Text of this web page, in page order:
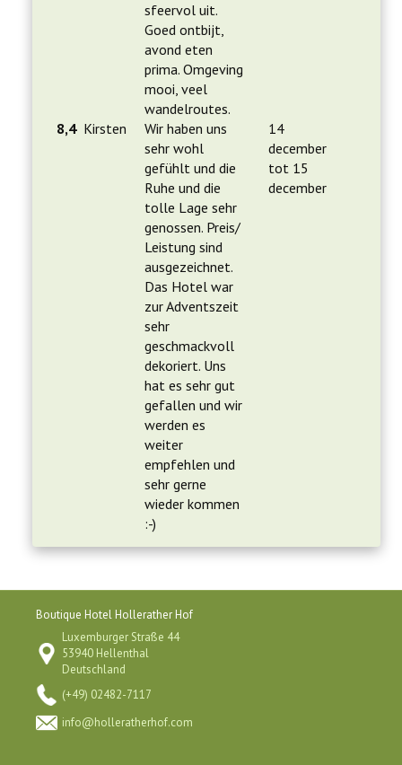
sfeervol uit.
Goed ontbijt,
avond eten
prima. Omgeving
mooi, veel
wandelroutes.
8,4 Kirsten
Wir haben uns
sehr wohl
gefühlt und die
Ruhe und die
tolle Lage sehr
genossen. Preis/
Leistung sind
ausgezeichnet.
Das Hotel war
zur Adventszeit
sehr
geschmackvoll
dekoriert. Uns
hat es sehr gut
gefallen und wir
werden es
weiter
empfehlen und
sehr gerne
wieder kommen
:-)
14
december
tot 15
december
Boutique Hotel Hollerather Hof
Luxemburger Straße 44
53940 Hellenthal
Deutschland
(+49) 02482-7117
info@holleratherhof.com